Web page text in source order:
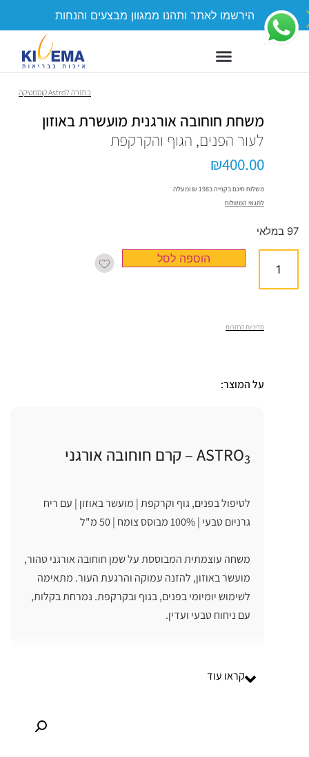
הירשמו לאתר ותהנו ממגוון מבצעים והנחות
Astro קוסמטיקה
משחת חוחובה אורגנית מועשרת באוזון
לעור הפנים, הגוף והקרקפת
₪400.00
משלוח חינם בקנייה ב198 ₪ ומעלה
לתנאי המשלוח
97 במלאי
הוספה לסל
מדיניות החזרות
על המוצר:
ASTRO3 – קרם חוחובה אורגני
לטיפול בפנים, גוף וקרקפת | מועשר באוזון | עם ריח
משחה עוצמתית המבוססת על שמן חוחובה אורגני טהור,
מועשר באוזון, להזנה עמוקה והרגעת העור. מתאימה
לשימוש יומיומי בפנים, בגוף ובקרקפת. נמרחת בקלות,
קראו עוד
+